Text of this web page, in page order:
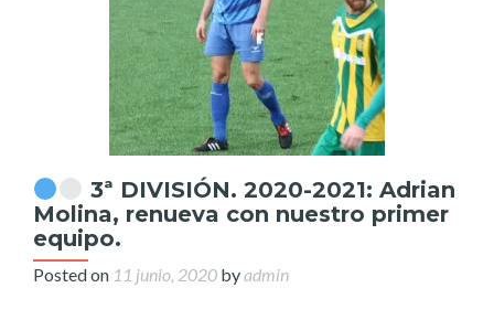
3ª DIVISIÓN. 2020-2021: Adrian
Molina, renueva con nuestro primer
equipo.
Posted on 11 junio, 2020 byadmin